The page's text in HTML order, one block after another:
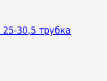
30,5 трубка